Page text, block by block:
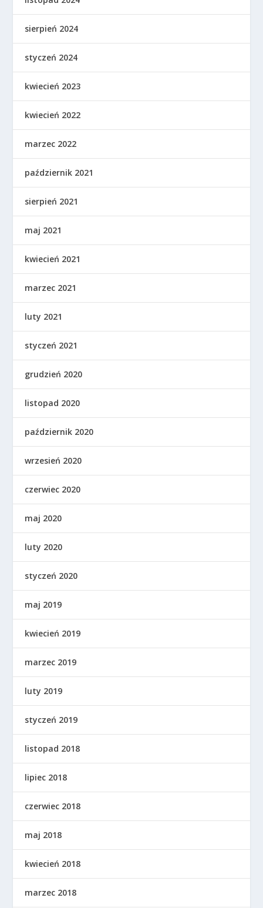
sierpień 2024
styczeń 2024
kwiecień 2023
kwiecień 2022
marzec 2022
październik 2021
sierpień 2021
maj 2021
kwiecień 2021
marzec 2021
luty 2021
styczeń 2021
grudzień 2020
listopad 2020
październik 2020
wrzesień 2020
czerwiec 2020
maj 2020
luty 2020
styczeń 2020
maj 2019
kwiecień 2019
marzec 2019
luty 2019
styczeń 2019
listopad 2018
lipiec 2018
czerwiec 2018
maj 2018
kwiecień 2018
marzec 2018